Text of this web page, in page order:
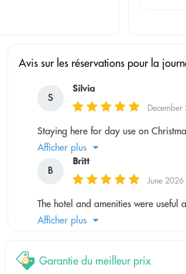
Avis sur les réservations pour la
S
Silvia
Staying here for day use on
Afficher plus
B
Britt
June 2026
The hotel and amenities were useful
Afficher plus
Garantie du meilleur prix